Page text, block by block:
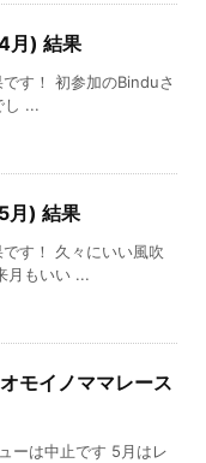
月) 結果
す！ 初参加のBinduさ
し ...
月) 結果
す！ 久々にいい風吹
月もいい ...
モイノママレース
ーは中止です 5月はレ